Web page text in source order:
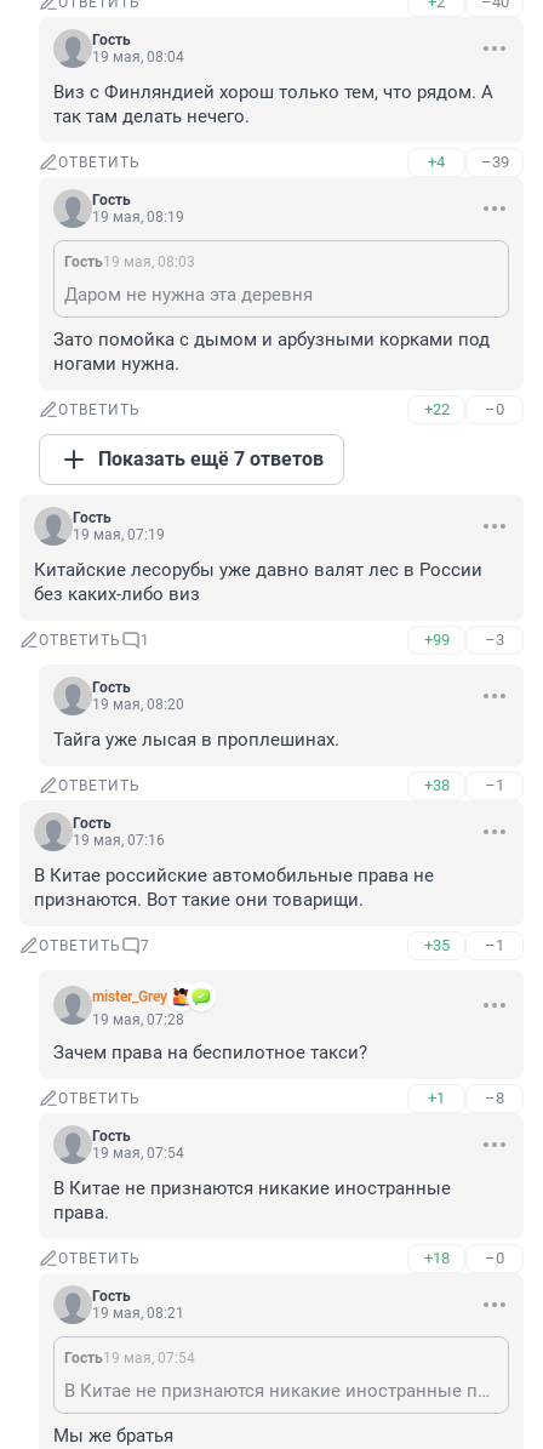
Гость
19 мая, 08:04
Виз с Финляндией хорош только тем, что рядом. А
так там делать нечего.
ОТВЕТИТЬ +4 –39
Гость
19 мая, 08:19
Гость19 мая, 08:03
Даром не нужна эта деревня
Зато помойка с дымом и арбузными корками под
ногами нужна.
ОТВЕТИТЬ +22 –0
Показать ещё 7 ответов
Гость
19 мая, 07:19
Китайские лесорубы уже давно валят лес в России
без каких-либо виз
ОТВЕТИТЬ 1 +99 –3
Гость
19 мая, 08:20
Тайга уже лысая в проплешинах.
ОТВЕТИТЬ +38 –1
Гость
19 мая, 07:16
В Китае российские автомобильные права не
признаются. Вот такие они товарищи.
ОТВЕТИТЬ 7 +35 –1
mister_Grey
19 мая, 07:28
Зачем права на беспилотное такси?
ОТВЕТИТЬ +1 –8
Гость
19 мая, 07:54
В Китае не признаются никакие иностранные
права.
ОТВЕТИТЬ +18 –0
Гость
19 мая, 08:21
Гость19 мая, 07:54
В Китае не признаются никакие иностранные права.
Мы же братья